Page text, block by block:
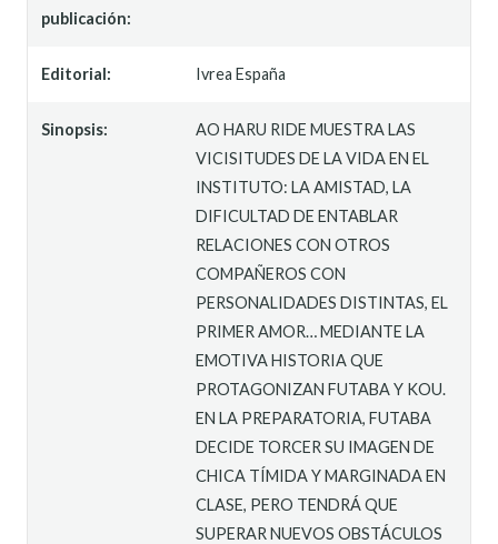
publicación:
Editorial: Ivrea España
Sinopsis:
AO HARU RIDE MUESTRA LAS
VICISITUDES DE LA VIDA EN EL
INSTITUTO: LA AMISTAD, LA
DIFICULTAD DE ENTABLAR
RELACIONES CON OTROS
COMPAÑEROS CON
PERSONALIDADES DISTINTAS, EL
PRIMER AMOR… MEDIANTE LA
EMOTIVA HISTORIA QUE
PROTAGONIZAN FUTABA Y KOU.
EN LA PREPARATORIA, FUTABA
DECIDE TORCER SU IMAGEN DE
CHICA TÍMIDA Y MARGINADA EN
CLASE, PERO TENDRÁ QUE
SUPERAR NUEVOS OBSTÁCULOS